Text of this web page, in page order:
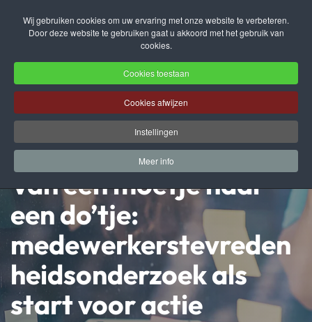
Wij gebruiken cookies om uw ervaring met onze website te verbeteren.
Door deze website te gebruiken gaat u akkoord met het gebruik van
cookies.
Cookies toestaan
Cookies afwijzen
Instellingen
Meer info
Terug naar hoofdinhoud
Van een moetje naar
een do’tje:
medewerkerstevreden
heidsonderzoek als
start voor actie